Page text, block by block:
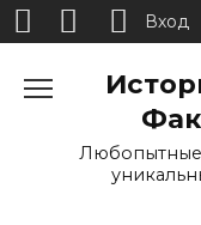
Любопытные
Вход